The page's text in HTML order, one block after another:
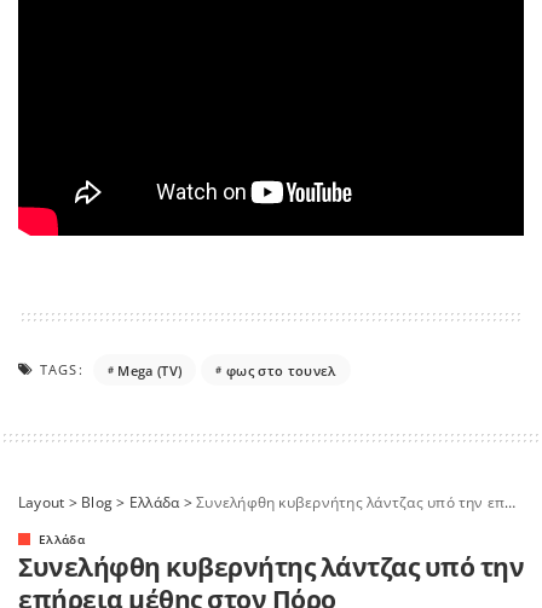
TAGS: Mega (TV) φως στο τουνελ
Layout > Blog> Ελλάδα>Συνελήφθη κυβερνήτης λάντζας υπό την επήρεια μέθης στον Πόρο
Ελλάδα
Συνελήφθη κυβερνήτης λάντζας υπό την
επήρεια μέθης στον Πόρο